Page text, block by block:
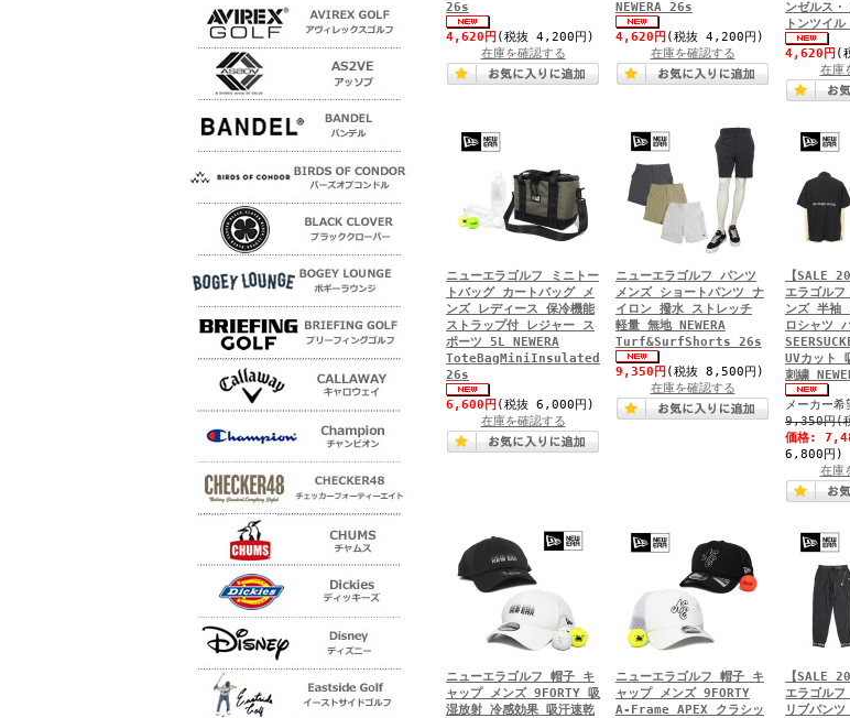
26s
4,620円 (税抜 4,200円)
在庫を確認する
NEWERA 26s
4,620円 (税抜 4,200円)
在庫を確認する
ンゼルス
トンツイ
4,620円 (
在庫
ニューエラゴルフ ミニトー
トバッグ カートバッグ メ
ンズ レディース 保冷機能
ストラップ付 レジャー ス
ポーツ 5L NEWERA
ToteBagMiniInsulated
26s
6,600円 (税抜 6,000円)
在庫を確認する
ニューエラゴルフ パンツ
メンズ ショートパンツ ナ
イロン 撥水 ストレッチ
軽量 無地 NEWERA
Turf&SurfShorts 26s
9,350円 (税抜 8,500円)
在庫を確認する
【SALE
エラゴル
ンズ 半袖
ロシャツ
UVカット
刺繍
メーカー希
9,350円(
価格:
6,800円)
在庫
ニューエラゴルフ 帽子 キ
ャップ メンズ 9FORTY 吸
湿放射 冷感効果 吸汗速乾
ニューエラゴルフ 帽子 キ
ャップ メンズ 9FORTY
A-Frame APEX クラシッ
【SALE
エラゴル
リブパン